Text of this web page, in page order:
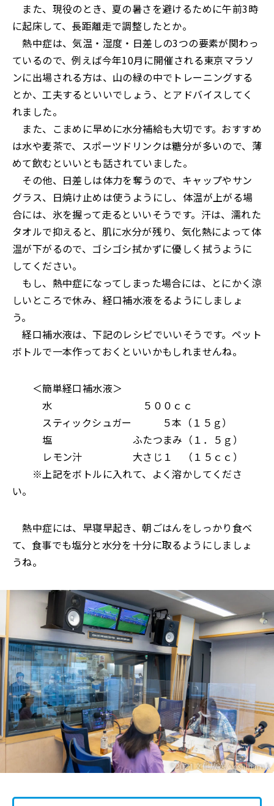
また、現役のとき、夏の暑さを避けるために午前3時
に起床して、長距離走で調整したとか。
熱中症は、気温・湿度・日差しの3つの要素が関わっ
ているので、例えば今年10月に開催される東京マラソ
ンに出場される方は、山の緑の中でトレーニングする
とか、工夫するといいでしょう、とアドバイスしてく
れました。
また、こまめに早めに水分補給も大切です。おすすめ
は水や麦茶で、スポーツドリンクは糖分が多いので、薄
めて飲むといいとも話されていました。
その他、日差しは体力を奪うので、キャップやサン
グラス、日焼け止めは使うようにし、体温が上がる場
合には、氷を握って走るといいそうです。汗は、濡れた
タオルで抑えると、肌に水分が残り、気化熱によって体
温が下がるので、ゴシゴシ拭かずに優しく拭うように
してください。
もし、熱中症になってしまった場合には、とにかく涼
しいところで休み、経口補水液をるようにしましょ
う。
経口補水液は、下記のレシピでいいそうです。ペット
ボトルで一本作っておくといいかもしれませんね。
＜簡単経口補水液＞
水 ５００ｃｃ
スティックシュガー ５本（１５ｇ）
塩 ふたつまみ（１．５ｇ）
レモン汁 大さじ１ （１５ｃｃ）
※上記をボトルに入れて、よく溶かしてくださ
い。
熱中症には、早寝早起き、朝ごはんをしっかり食べ
て、食事でも塩分と水分を十分に取るようにしましょ
うね。